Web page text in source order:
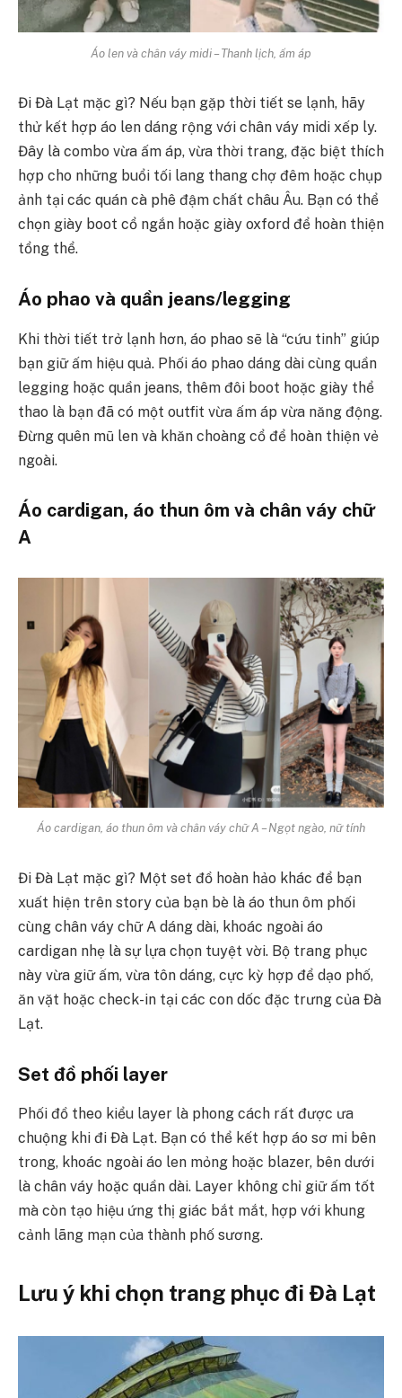
Áo len và chân váy midi – Thanh lịch, ấm áp
Đi Đà Lạt mặc gì? Nếu bạn gặp thời tiết se lạnh, hãy
thử kết hợp áo len dáng rộng với chân váy midi xếp ly.
Đây là combo vừa ấm áp, vừa thời trang, đặc biệt thích
hợp cho những buổi tối lang thang chợ đêm hoặc chụp
ảnh tại các quán cà phê đậm chất châu Âu. Bạn có thể
chọn giày boot cổ ngắn hoặc giày oxford để hoàn thiện
tổng thể.
Áo phao và quần jeans/legging
Khi thời tiết trở lạnh hơn, áo phao sẽ là “cứu tinh” giúp
bạn giữ ấm hiệu quả. Phối áo phao dáng dài cùng quần
legging hoặc quần jeans, thêm đôi boot hoặc giày thể
thao là bạn đã có một outfit vừa ấm áp vừa năng động.
Đừng quên mũ len và khăn choàng cổ để hoàn thiện vẻ
ngoài.
Áo cardigan, áo thun ôm và chân váy chữ
A
Áo cardigan, áo thun ôm và chân váy chữ A – Ngọt ngào, nữ tính
Đi Đà Lạt mặc gì? Một set đồ hoàn hảo khác để bạn
xuất hiện trên story của bạn bè là áo thun ôm phối
cùng chân váy chữ A dáng dài, khoác ngoài áo
cardigan nhẹ là sự lựa chọn tuyệt vời. Bộ trang phục
này vừa giữ ấm, vừa tôn dáng, cực kỳ hợp để dạo phố,
ăn vặt hoặc check-in tại các con dốc đặc trưng của Đà
Lạt.
Set đồ phối layer
Phối đồ theo kiểu layer là phong cách rất được ưa
chuộng khi đi Đà Lạt. Bạn có thể kết hợp áo sơ mi bên
trong, khoác ngoài áo len mỏng hoặc blazer, bên dưới
là chân váy hoặc quần dài. Layer không chỉ giữ ấm tốt
mà còn tạo hiệu ứng thị giác bắt mắt, hợp với khung
cảnh lãng mạn của thành phố sương.
Lưu ý khi chọn trang phục đi Đà Lạt